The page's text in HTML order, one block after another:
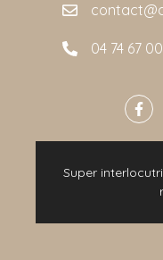
04 74 67
Super